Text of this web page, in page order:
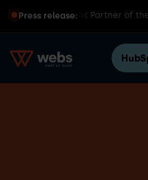
Press release:
global HubSpot Partner of the